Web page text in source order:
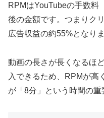
RPMはYouTubeの手数料
後の金額です。つまりク
広告収益の約55%となりま
動画の長さが長くなるほ
入できるため、RPMが高
が「8分」という時間の重